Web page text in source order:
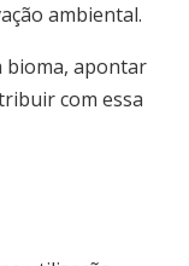
ambiental.
bioma, apontar
com essa